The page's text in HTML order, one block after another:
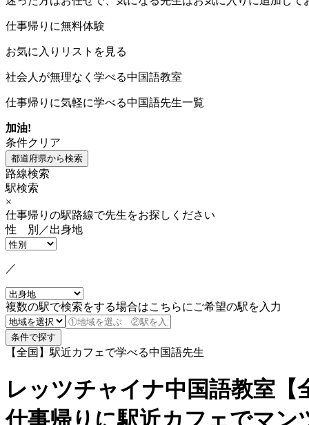
仕事帰りに無料体験
お気に入りリストを見る
社会人が無理なく学べる中国語教室
仕事帰りに気軽に学べる中国語先生一覧
加油!
条件クリア
路線検索
駅検索
×
仕事帰りの駅路線で先生をお探しください
性 別／出身地
／
複数の駅で検索をする場合はこちらにご希望の駅を入力
【全国】駅近カフェで学べる中国語先生
レッツチャイナ中国語教室【
仕事帰りに駅近カフェでマン